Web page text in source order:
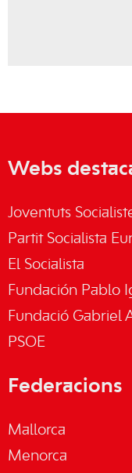
Webs
Joventuts
Partit Socialista
El Socialista
Fundación Pablo
Fundació Gabriel
PSOE
Federacions
Mallorca
Menorca